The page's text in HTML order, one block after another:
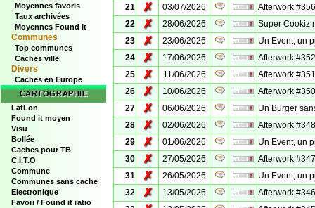
Moyennes favoris
Taux archivées
Moyennes Found It
Communes
Top communes
Caches ville
Divers
Caches en Europe
CARTOGRAPHIE
LatLon
Found it moyen
Visu
Bollée
Caches pour TB
C.I.T.O
Commune
Communes sans cache
Electronique
Favori / Found it ratio
21
✗ 03/07/2026
Afterwork
22
✗ 28/06/2026
Super Cookiz
23
✗ 23/06/2026
Un Event, un
24
✗ 17/06/2026
Afterwork
25
✗ 11/06/2026
Afterwork
26
✗ 10/06/2026
Afterwork
27
✗ 06/06/2026
Un Burger
28
✗ 02/06/2026
Afterwork
29
✗ 01/06/2026
Un Event, un
30
✗ 27/05/2026
Afterwork
31
✗ 26/05/2026
Un Event, un
32
✗ 13/05/2026
Afterwork